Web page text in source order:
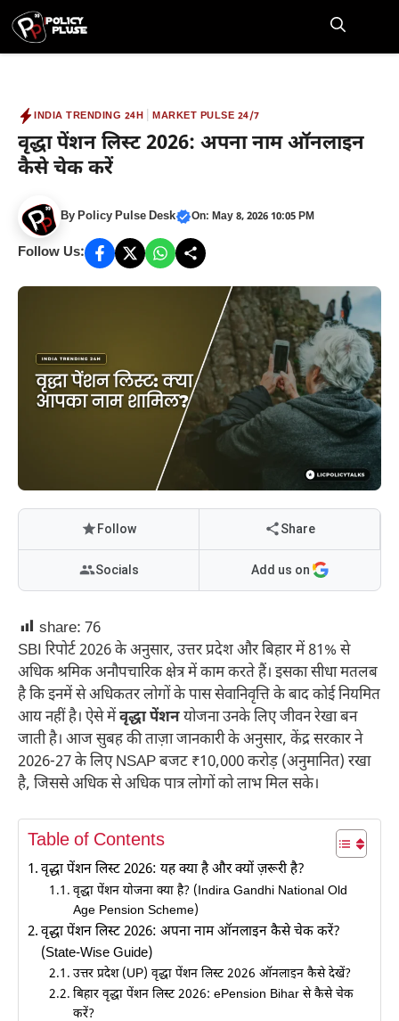
Skip
content
INDIA TRENDING 24H MARKET PULSE 24/7
वृद्धा पेंशन लिस्ट 2026: अपना नाम ऑनलाइन
कैसे चेक करें
ByPolicy Pulse Desk On: May 8, 2026 10:05 PM
Follow Us:
Follow Share
Socials Add us on
share: 76
SBI रिपोर्ट 2026 के अनुसार, उत्तर प्रदेश और बिहार में 81% से
अधिक श्रमिक अनौपचारिक क्षेत्र में काम करते हैं। इसका सीधा मतलब
है कि इनमें से अधिकतर लोगों के पास सेवानिवृत्ति के बाद कोई नियमित
आय नहीं है। ऐसे मेंवृद्धा पेंशनयोजना उनके लिए जीवन रेखा बन
जाती है। आज सुबह की ताज़ा जानकारी के अनुसार, केंद्र सरकार ने
2026-27 के लिए NSAP बजट ₹10,000 करोड़ (अनुमानित) रखा
है, जिससे अधिक से अधिक पात्र लोगों को लाभ मिल सके।
Table of Contents
वृद्धा पेंशन लिस्ट 2026: यह क्या है और क्यों ज़रूरी है?
वृद्धा पेंशन योजना क्या है? (Indira Gandhi National Old
Age Pension Scheme)
वृद्धा पेंशन लिस्ट 2026: अपना नाम ऑनलाइन कैसे चेक करें?
(State-Wise Guide)
उत्तर प्रदेश (UP) वृद्धा पेंशन लिस्ट 2026 ऑनलाइन कैसे देखें?
बिहार वृद्धा पेंशन लिस्ट 2026: ePension Bihar से कैसे चेक
करें?